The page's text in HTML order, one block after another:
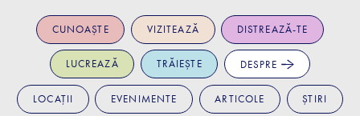
CUNOAȘTE VIZITEAZĂ DISTREAZĂ-TE
LUCREAZĂ TRĂIEȘTE DESPRE
LOCAȚII EVENIMENTE ARTICOLE ȘTIRI